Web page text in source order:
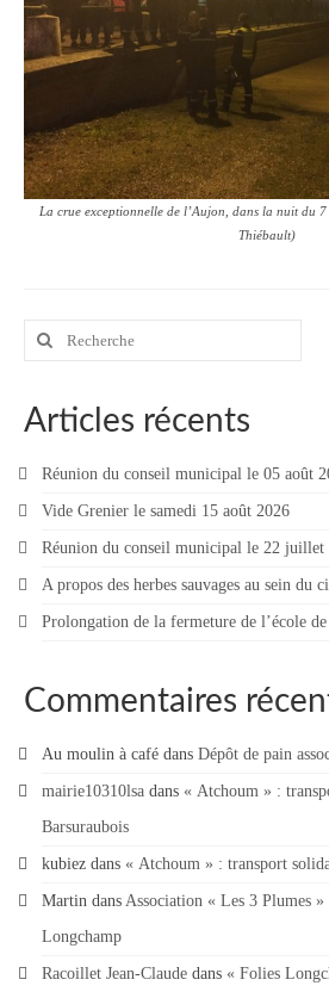
Vie scolaire
Vie associative
Les associations
Contact
Informations légales
La crue exceptionnelle de l’Aujon, dans la nuit du
Thiébault)
Rechercher
Articles récents
Réunion du conseil municipal le 05 août
Vide Grenier le samedi 15 août 2026
Réunion du conseil municipal le 22 juillet
A propos des herbes sauvages au sein du
Prolongation de la fermeture de l’école
Commentaires
Au moulin à café dans Dépôt de pain
mairie10310lsa dans « Atchoum » :
Barsuraubois
kubiez dans « Atchoum » : transport
Martin dans Association « Les 3 Plumes »
Longchamp
Racoillet Jean-Claude dans « Folies